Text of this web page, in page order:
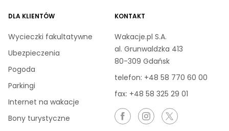
DLA KLIENTÓW
Wycieczki fakultatywne
Ubezpieczenia
Pogoda
Parkingi
Internet na wakacje
Bony turystyczne
KONTAKT
Wakacje.pl S.A.
al. Grunwaldzka 413
80-309 Gdańsk
telefon: +48 58 770 60 00
fax: +48 58 325 29 01